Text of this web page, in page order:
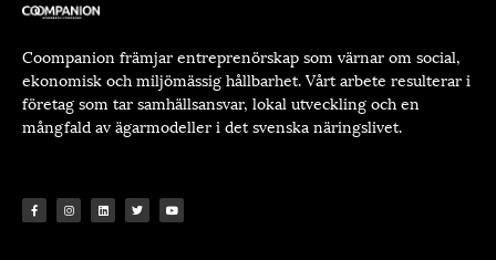
Coompanion främjar entreprenörskap som värnar om social,
ekonomisk och miljömässig hållbarhet. Vårt arbete resulterar i
företag som tar samhällsansvar, lokal utveckling och en
mångfald av ägarmodeller i det svenska näringslivet.